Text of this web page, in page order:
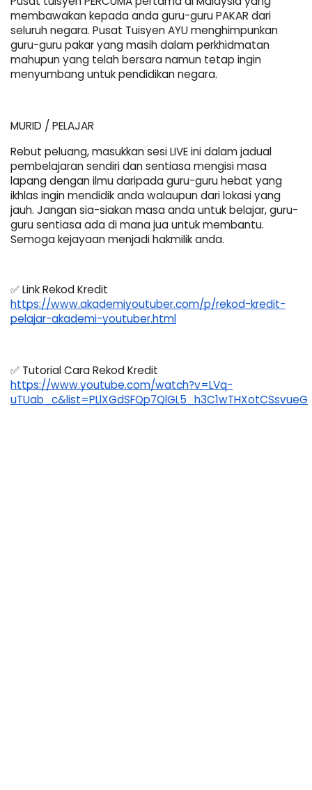
membawakan kepada anda guru-guru PAKAR dari
seluruh negara. Pusat Tuisyen AYU menghimpunkan
guru-guru pakar yang masih dalam perkhidmatan
mahupun yang telah bersara namun tetap ingin
menyumbang untuk pendidikan negara.
MURID / PELAJAR
Rebut peluang, masukkan sesi LIVE ini dalam jadual
pembelajaran sendiri dan sentiasa mengisi masa
lapang dengan ilmu daripada guru-guru hebat yang
ikhlas ingin mendidik anda walaupun dari lokasi yang
jauh. Jangan sia-siakan masa anda untuk belajar, guru-
guru sentiasa ada di mana jua untuk membantu.
Semoga kejayaan menjadi hakmilik anda.
https://www.akademiyoutuber.com/p/rekod-kredit-
pelajar-akademi-youtuber.html
https://www.youtube.com/watch?v=LVq-
uTUab_c&list=PLlXGdSFQp7QlGL5_h3C1wTHXotCSsvueG